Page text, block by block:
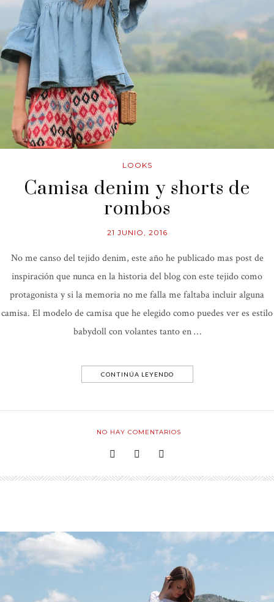
LOOKS
Camisa denim y shorts de
rombos
21 JUNIO, 2016
No me canso del tejido denim, este año he publicado mas post de
inspiración que nunca en la historia del blog con este tejido como
protagonista y si la memoria no me falla me faltaba incluir alguna
camisa. El modelo de camisa que he elegido como puedes ver es estilo
babydoll con volantes tanto en …
CONTINÚA LEYENDO
NO HAY COMENTARIOS